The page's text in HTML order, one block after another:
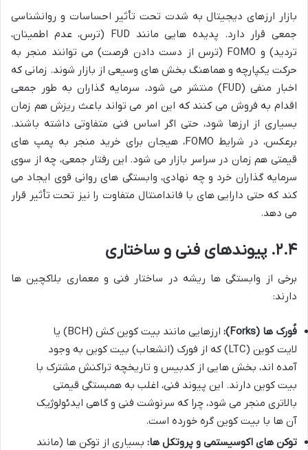
بازار ارزهای دیجیتال به شدت تحت تأثیر احساسات و روانشناسی
جمعی قرار دارد. پدیده هایی مانند FUD (ترس، عدم اطمینان،
تردید) و FOMO (ترس از دست دادن فرصت) می توانند منجر به
حرکت یکپارچه و هماهنگ بخش های وسیعی از بازار شوند. زمانی که
اخبار منفی (FUD) منتشر می شود، سرمایه گذاران به طور جمعی
اقدام به فروش می کنند که این امر می تواند باعث ریزش هم زمان
بسیاری از ارزها شود، حتی اگر اساس فنی متفاوتی داشته باشند.
برعکس، در شرایط FOMO، هیجان برای خرید منجر به پمپ های
قیمتی هم زمان در سراسر بازار می شود. این رفتار جمعی، چه از سوی
سرمایه گذاران خرد و چه نهادی، وابستگی های روانی قوی ایجاد می
کند که حتی دارایی های با فاندامنتال متفاوت را نیز تحت تأثیر قرار
می دهد.
۲.۴. پیوندهای فنی و ساختاری
برخی از وابستگی ها ریشه در ساختار فنی و معماری بلاکچین ها
دارند:
فُورک ها (Forks):
ارزهایی مانند بیت کوین کش (BCH) یا
لایت کوین (LTC) که از فورک (انشعاب) بیت کوین به وجود
آمده اند، بخش هایی از کدبیس و تاریخچه تراکنش مشترک با
بیت کوین دارند. این پیوند فنی، اغلب به همبستگی قیمتی
بالاتری منجر می شود، چرا که سرنوشت فنی و گاهی ایدئولوژیک
آن ها با بیت کوین گره خورده است.
توکن های اکوسیستمی و پروتکل ها: بسیاری از توکن ها (مانند